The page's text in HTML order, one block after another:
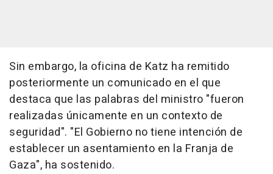
Sin embargo, la oficina de Katz ha remitido
posteriormente un comunicado en el que
destaca que las palabras del ministro "fueron
realizadas únicamente en un contexto de
seguridad". "El Gobierno no tiene intención de
establecer un asentamiento en la Franja de
Gaza", ha sostenido.